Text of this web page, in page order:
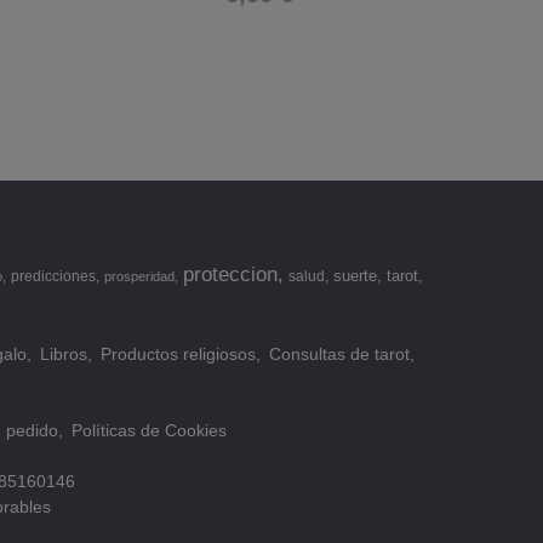
predicciones prosperidad proteccion salud suerte tarot
Libros Productos religiosos
Consultas de tarot
pedido Políticas de Cookies